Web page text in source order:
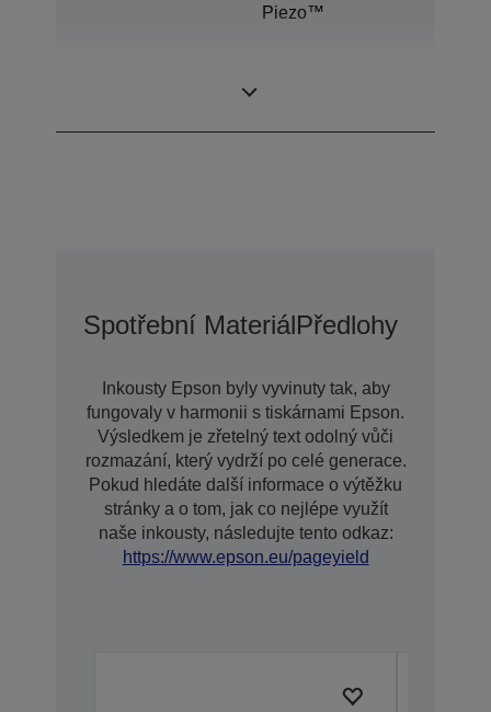
Piezo™
Spotřební MateriálPředlohy
Inkousty Epson byly vyvinuty tak, aby
fungovaly v harmonii s tiskárnami Epson.
Výsledkem je zřetelný text odolný vůči
rozmazání, který vydrží po celé generace.
Pokud hledáte další informace o výtěžku
stránky a o tom, jak co nejlépe využít
naše inkousty, následujte tento odkaz:
https://www.epson.eu/pageyield